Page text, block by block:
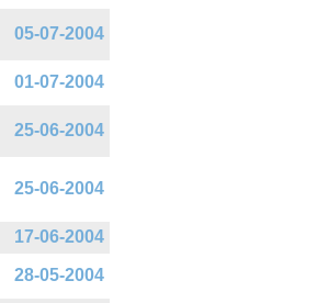
05-07-2004
01-07-2004
25-06-2004
25-06-2004
17-06-2004
28-05-2004